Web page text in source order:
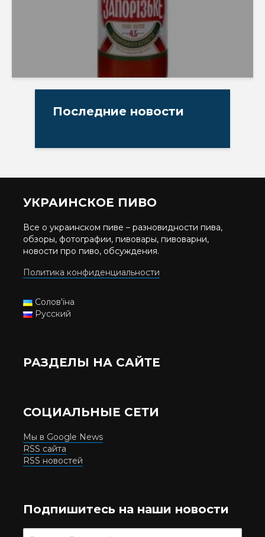
Последние новости
УКРАИНСКОЕ ПИВО
Все о украинском пиве – разновидности пива,
обзоры, фотографии, пивовары, пивоварни,
новости про пиво, обсуждения.
Политика конфиденциальности
Солов'їна
Русский
РАЗДЕЛЫ НА САЙТЕ
СОЦИАЛЬНЫЕ СЕТИ
Мы в Google News
RSS сайта
RSS новостей
Подпишитесь на наши новости